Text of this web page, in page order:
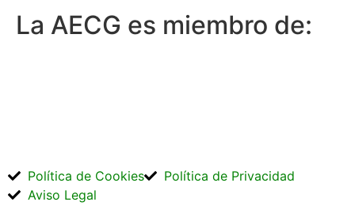
La AECG es miembro de:
Política de Cookies
Política de Privacidad
Aviso Legal